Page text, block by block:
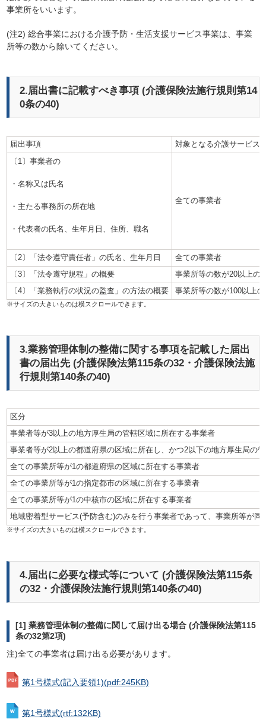
事業所をいいます。
(注2) 総合事業における介護予防・生活支援サービス事業は、事業
所等の数から除いてください。
2.届出書に記載すべき事項 (介護保険法施行規則第14
0条の40)
届出事項 対象となる介護サービス
〔1〕事業者の
・名称又は氏名
・主たる事務所の所在地
・代表者の氏名、生年月日、住所、職名
全ての事業者
〔2〕「法令遵守責任者」の氏名、生年月日
全ての事業者
〔3〕「法令遵守規程」の概要
事業所等の数が20以上の
〔4〕「業務執行の状況の監査」の方法の概要
事業所等の数が100以上
3.業務管理体制の整備に関する事項を記載した届出
書の届出先 (介護保険法第115条の32・介護保険法施
行規則第140条の40)
区分
事業者等が3以上の地方厚生局の管轄区域に所在する事業者
事業者等が2以上の都道府県の区域に所在し、かつ2以下の地方厚生局の
全ての事業所等が1の都道府県の区域に所在する事業者
全ての事業所等が1の指定都市の区域に所在する事業者
全ての事業所等が1の中核市の区域に所在する事業者
地域密着型サービス(予防含む)のみを行う事業者であって、事業所等が同
4.届出に必要な様式等について (介護保険法第115条
の32・介護保険法施行規則第140条の40)
[1] 業務管理体制の整備に関して届け出る場合 (介護保険法第115
条の32第2項)
注)全ての事業者は届け出る必要があります。
第1号様式(記入要領1)(pdf:245KB)
第1号様式(rtf:132KB)